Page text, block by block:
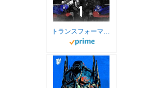
トランスフォーマー(吹替版)